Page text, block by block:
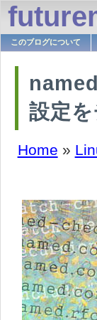
このブログについて
設定
Home »